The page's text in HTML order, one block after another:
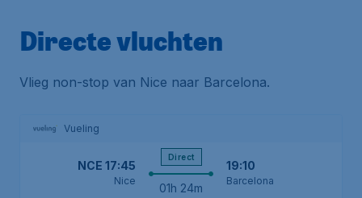
Directe vluchten
Vlieg non-stop van Nice naar Barcelona.
Vueling
NCE 17:45
Nice
Direct
01h 24m
19:10
Barcelona